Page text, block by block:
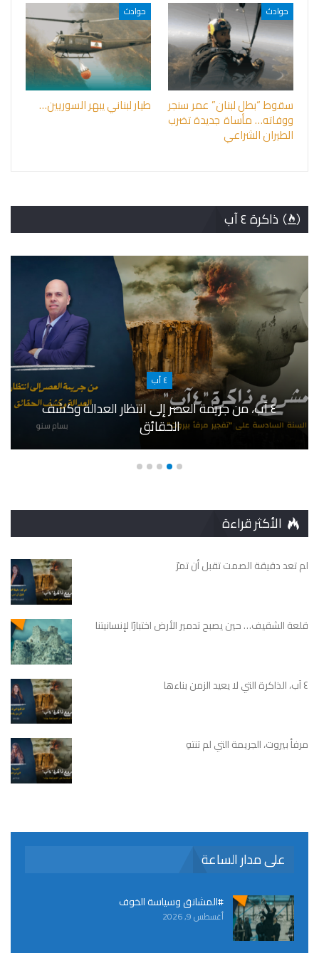
حوادث
سقوط “بطل لبنان” عمر سنجر
ووفاته… مأساة جديدة تضرب
الطيران الشراعي
حوادث
طيار لبناني يبهر السوريين…
ذاكرة ٤ آب
٤ آب
٤ آب، من جريمة العصر إلى انتظار العدالة وكشف
الحقائق
الأكثر قراءة
لم تعد دقيقة الصمت تقبل أن تمرّ
قلعة الشقيف… حين يصبح تدمير الأرض اختبارًا لإنسانيتنا
٤ آب، الذاكرة التي لا يعيد الزمن بناءها
مرفأ بيروت، الجريمة التي لم تنتهِ
على مدار الساعة
#المشانق وسياسة الخوف
أغسطس 9, 2026